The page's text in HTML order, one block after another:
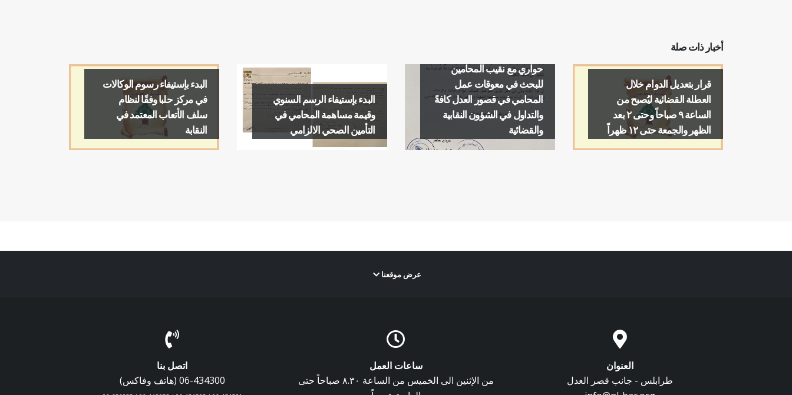
أخبار ذات صلة
قرار بتعديل الدوام خلال
العطلة القضائية ليُصبح من
الساعة ٩ صباحاً وحتى ٢ بعد
الظهر والجمعة حتى ١٢ ظهراً
حواري مع نقيب المحامين
للبحث في معوقات عمل
المحامي في قصور العدل كافةً
والتداول في الشؤون النقابية
والقضائية
البدء بإستيفاء الرسم السنوي
وقيمة مساهمة المحامي في
التأمين الصحي الالزامي
البدء بإستيفاء رسوم الوكالات
في مركز حلبا وفقًا لنظام
سلف الأتعاب المعتمد في
النقابة
عرض موقعنا
العنوان
طرابلس - جانب قصر العدل
ساعات العمل
من الإثنين الى الخميس من الساعة ٨.٣٠ صباحاً حتى
اتصل بنا
06-434300 (هاتف وفاكس)